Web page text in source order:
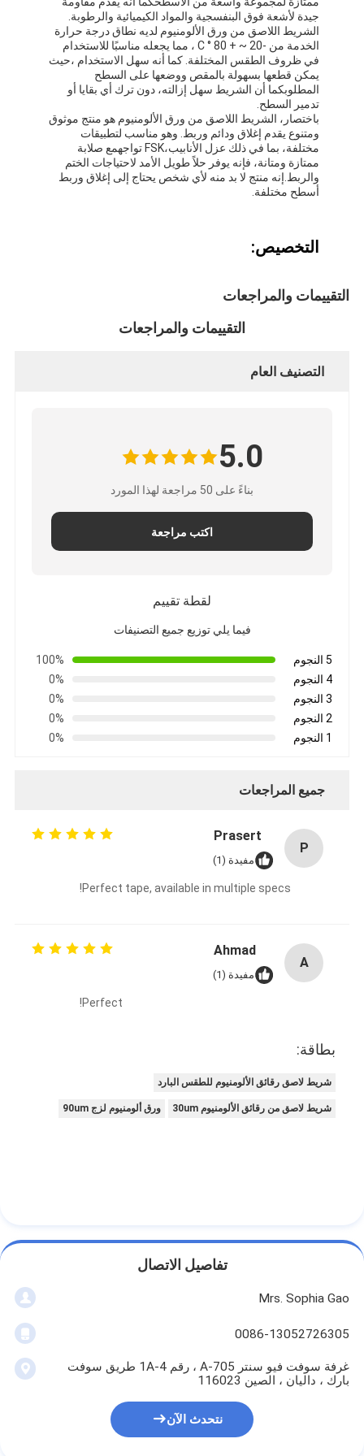
جولة في المعمل
مراقبة الجودة
اتصل بنا
شريط عازل لاصق
شريط عزل قماش زجاجي
شريط لاصق فيلم بوليميد
شريط لاصق رقائق الألومنيوم
شريط من القماش الزجاجي المصنوع من رقائق الألومنيوم
قماش الألياف الزجاجية رقائق الألومنيوم
شريط احباط سكريم
شريط لاصق من القماش
شريط لاصق مزدوج الجوانب
صب الاستثمار الدقيق
لوح العزل الكهربائي
جيدة لأشعة فوق البنفسجية والمواد الكيميائية والرطوبة.
الشريط اللاصق من ورق الألومنيوم لديه نطاق درجة حرارة
الخدمة من -20 ~ + 80 ° C ، مما يجعله مناسبًا للاستخدام
في ظروف الطقس المختلفة. كما أنه سهل الاستخدام ،حيث
يمكن قطعها بسهولة بالمقص ووضعها على السطح
المطلوبكما أن الشريط سهل إزالته، دون ترك أي بقايا أو
تدمير السطح.
باختصار، الشريط اللاصق من ورق الألومنيوم هو منتج موثوق
ومتنوع يقدم إغلاق ودائم وربط. وهو مناسب لتطبيقات
مختلفة، بما في ذلك عزل الأنابيب،FSK تواجهمع صلابة
ممتازة ومتانة، فإنه يوفر حلاً طويل الأمد لاحتياجات الختم
والربط.إنه منتج لا بد منه لأي شخص يحتاج إلى إغلاق وربط
أسطح مختلفة.
التخصيص:
التقييمات والمراجعات
التقييمات والمراجعات
التصنيف العام
5.0
بناءً على 50 مراجعة لهذا المورد
اكتب مراجعة
لقطة تقييم
فيما يلي توزيع جميع التصنيفات
5 النجوم
100%
4 النجوم
0%
3 النجوم
0%
2 النجوم
0%
1 النجوم
0%
جميع المراجعات
P
Prasert
مفيدة (1)
Perfect tape, available in multiple specs!
A
Ahmad
مفيدة (1)
Perfect!
بطاقة:
شريط لاصق رقائق الألومنيوم للطقس البارد
شريط لاصق من رقائق الألومنيوم 30um ورق ألومنيوم لزج 90um
تفاصيل الاتصال
Mrs. Sophia Gao
0086-13052726305
غرفة سوفت فيو سنتر A-705 ، رقم 1A-4 طريق سوفت
بارك ، داليان ، الصين 116023
نتحدث الآن